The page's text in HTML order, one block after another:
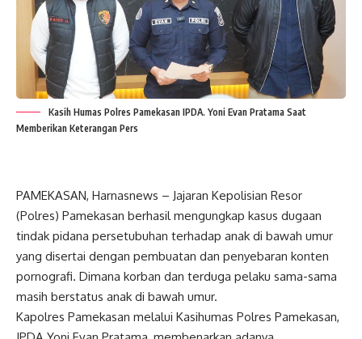
Kasih Humas Polres Pamekasan IPDA. Yoni Evan Pratama Saat
Memberikan Keterangan Pers
​PAMEKASAN, Harnasnews – Jajaran Kepolisian Resor
(Polres) Pamekasan berhasil mengungkap kasus dugaan
tindak pidana persetubuhan terhadap anak di bawah umur
yang disertai dengan pembuatan dan penyebaran konten
pornografi. Dimana korban dan terduga pelaku sama-sama
masih berstatus anak di bawah umur.
Kapolres Pamekasan melalui​ Kasihumas Polres Pamekasan,